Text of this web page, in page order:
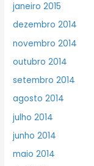
janeiro 2015
dezembro 2014
novembro 2014
outubro 2014
setembro 2014
agosto 2014
julho 2014
junho 2014
maio 2014